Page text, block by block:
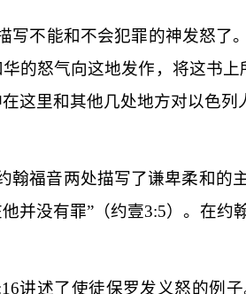
写不能和不会犯罪的神发怒了
的怒气向这地发作，将这书
这里和其他几处地方对以色列
翰福音两处描写了谦卑柔和的
并没有罪”（约壹3:5）。在约
讲述了使徒保罗发义怒的例